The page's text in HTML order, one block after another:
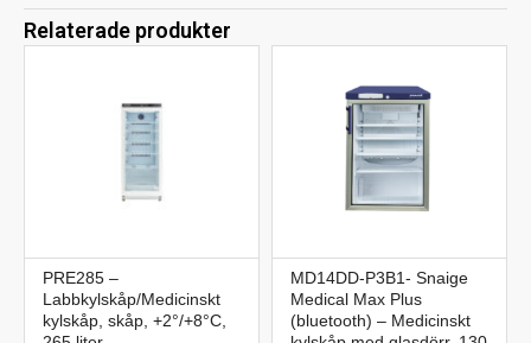
Relaterade produkter
PRE285 –
Labbkylskåp/Medicinskt
kylskåp, skåp, +2°/+8°C,
MD14DD-P3B1- Snaige
Medical Max Plus
(bluetooth) – Medicinskt